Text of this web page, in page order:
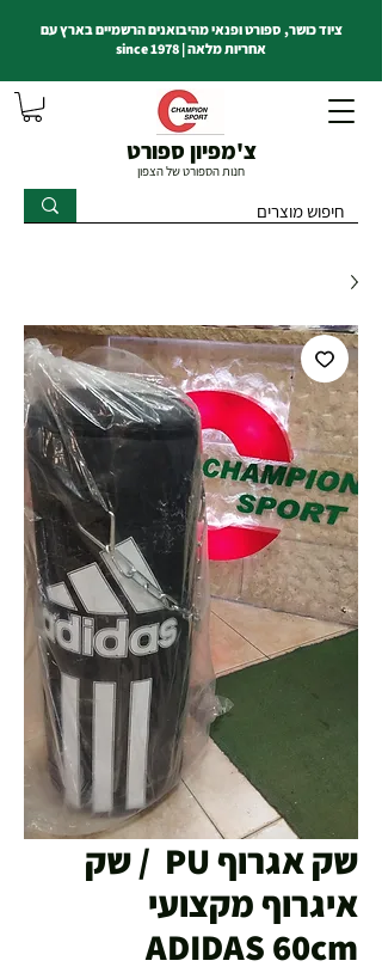
צ'מפיון ספורט
חנות הספורט של הצפון
ציוד כושר, ספורט ופנאי מהיבואנים הרשמיים בארץ עם
אחריות מלאה | since 1978
שק אגרוף PU / שק
איגרוף מקצועי
ADIDAS 60cm